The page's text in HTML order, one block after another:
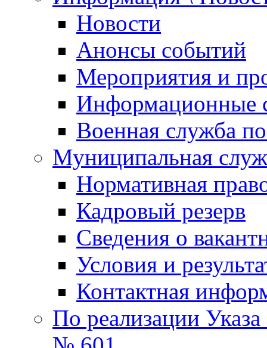
Новости
Анонсы событий
Мероприятия и
Информационные
Военная служба
Муниципальная
Нормативная
Кадровый резерв
Сведения о
Условия и
Контактная
По реализации